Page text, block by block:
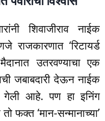
शिवाजीराव नाईक
राजकारणात ‘रिटायर्ड
उतरवण्याचा एक
जबाबदारी देऊन नाईक
गेली आहे. पण हा इनिंग
फक्त ‘मान-सन्मानाच्या’